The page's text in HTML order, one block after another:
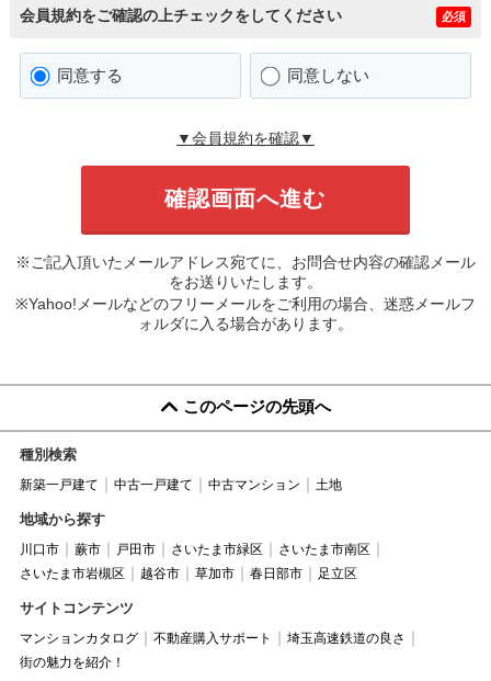
会員規約をご確認の上チェックをしてください 必須
同意する 同意しない
▼会員規約を確認▼
※ご記入頂いたメールアドレス宛てに、お問合せ内容の確認メール
をお送りいたします。
※Yahoo!メールなどのフリーメールをご利用の場合、迷惑メールフ
ォルダに入る場合があります。
このページの先頭へ
種別検索
新築一戸建て 中古一戸建て 中古マンション 土地
地域から探す
川口市 蕨市 戸田市 さいたま市緑区
さいたま市南区
さいたま市岩槻区
越谷市 草加市 春日部市 足立区
サイトコンテンツ
マンションカタログ 不動産購入サポート
埼玉高速鉄道の良さ
街の魅力を紹介！